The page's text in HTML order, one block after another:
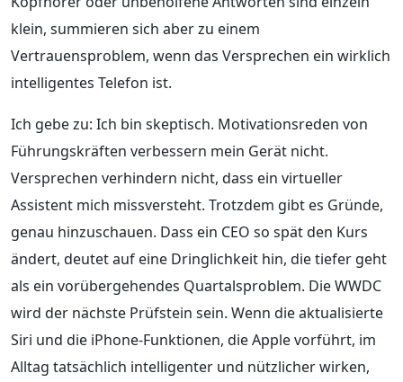
klein, summieren sich aber zu einem
Vertrauensproblem, wenn das Versprechen ein wirklich
intelligentes Telefon ist.
Ich gebe zu: Ich bin skeptisch. Motivationsreden von
Führungskräften verbessern mein Gerät nicht.
Versprechen verhindern nicht, dass ein virtueller
Assistent mich missversteht. Trotzdem gibt es Gründe,
genau hinzuschauen. Dass ein CEO so spät den Kurs
ändert, deutet auf eine Dringlichkeit hin, die tiefer geht
als ein vorübergehendes Quartalsproblem. Die WWDC
wird der nächste Prüfstein sein. Wenn die aktualisierte
Siri und die iPhone-Funktionen, die Apple vorführt, im
Alltag tatsächlich intelligenter und nützlicher wirken,